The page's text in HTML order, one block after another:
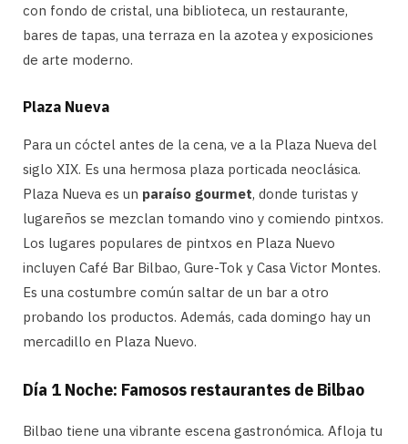
con fondo de cristal, una biblioteca, un restaurante,
bares de tapas, una terraza en la azotea y exposiciones
de arte moderno.
Plaza Nueva
Para un cóctel antes de la cena, ve a la Plaza Nueva del
siglo XIX. Es una hermosa plaza porticada neoclásica.
Plaza Nueva es un paraíso gourmet, donde turistas y
lugareños se mezclan tomando vino y comiendo pintxos.
Los lugares populares de pintxos en Plaza Nuevo
incluyen Café Bar Bilbao, Gure-Tok y Casa Victor Montes.
Es una costumbre común saltar de un bar a otro
probando los productos. Además, cada domingo hay un
mercadillo en Plaza Nuevo.
Día 1 Noche: Famosos restaurantes de Bilbao
Bilbao tiene una vibrante escena gastronómica. Afloja tu